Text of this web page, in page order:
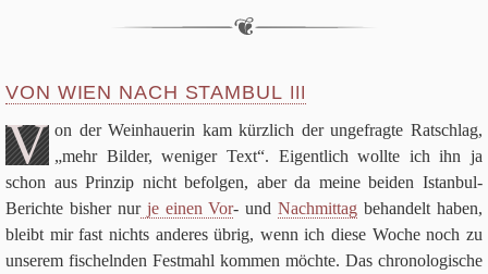
VON WIEN NACH STAMBUL
V on der Wein­haue­rin kam kürz­lich der unge­fragte Rat­schlag,
„mehr Bil­der, weni­ger Text“. Eigent­lich wollte ich ihn ja
schon aus Prin­zip nicht befol­gen, aber da meine bei­den Istan­bul-
Berichte bis­her nurje einen Vor- undNach­mit­tag behan­delt haben,
bleibt mir fast nichts ande­res übrig, wenn ich diese Woche noch zu
unse­rem fischeln­den Fest­mahl kom­men möchte. Das chro­no­lo­gi­sche